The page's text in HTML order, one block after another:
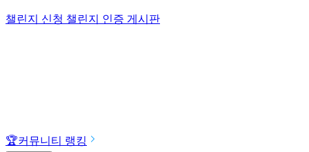
챌린지 신청 챌린지 인증 게시판
🏆커뮤니티 랭킹